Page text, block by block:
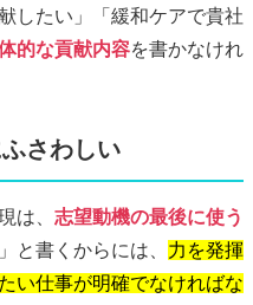
したい」「緩和ケアで貴社
的な貢献内容を書かなけれ
さわしい
は、 志望動機の最後に使う
と書くからには、 力を発揮
い仕事が明確でなければな